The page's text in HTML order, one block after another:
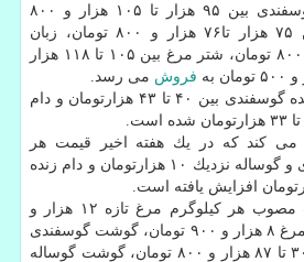
قیمت هر دست جگر گوسفندی بین ۹۵ هزار تا ۱۰۵ هزار و ۸۰۰
تومان، جگر گوساله بین ۷۵ هزار تا۷۶ هزار و ۸۰۰ تومان، زبان
گوساله با دور ۵۹ هزار و ۸۰۰ تومان، شتر مرغ بین ۱۰۵ تا ۱۱۸ هزار
فروش می رسد.
قیمت هر كیلوگرم دام زنده گوسفندی بین ۴۰ تا ۴۳ هزارتومان و دام
می كند كه در یك هفته اخیر قیمت هر
كیلوگرم گوشت گوسفندی و گوساله نزدیك ۱۰ هزارتومان و دام زنده
افزایش یافته است.
این درحالیست كه قیمت مصوب هر كیلوگرم مرغ تازه ۱۲ هزار و
۹۰۰ تومان، هر كیلو تخم مرغ ۸ هزار و ۹۰۰ تومان، گوشت گوسفندی
مخلوط بین ۷۵ هزار و ۳۰۰ تا ۸۷ هزار و ۸۰۰ تومان، گوشت گوساله